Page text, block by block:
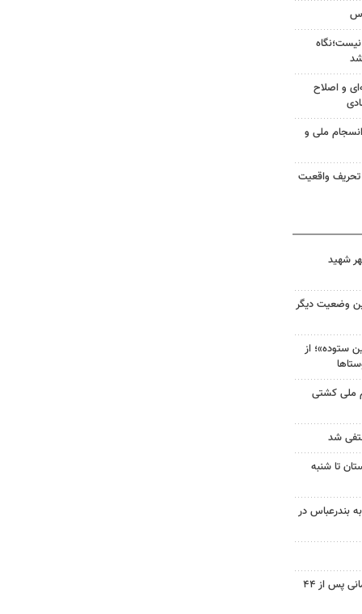
و اصلاح
ملی و
واقعیت
شهید
وضعیت دیگر
ستوده»؛ از
ملی کشتی
شد
تا شنبه
بندرعباس در
پیکر شهید نوجوان مسجدسلیمانی پس از ۴۴